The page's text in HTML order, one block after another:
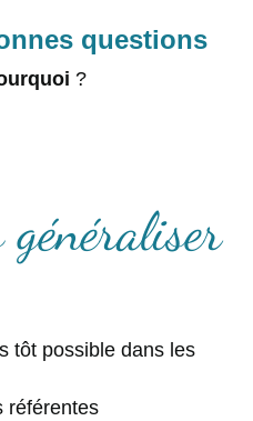
questions
?
généraliser
tôt possible dans les
référentes